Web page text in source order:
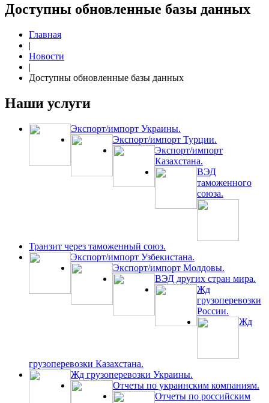
Доступны обновленные базы данных
Главная
|
Новости
|
Доступны обновленные базы данных
Наши услуги
Экспорт/импорт Украины.
Экспорт/импорт Турции.
Экспорт/импорт
Казахстана.
ВЭД
таможенного
союза.
Транзит через таможенный союз.
Экспорт/импорт Узбекистана.
Экспорт/импорт Молдовы.
ВЭД других стран мира.
Жд
грузоперевозки
России.
Жд
грузоперевозки Казахстана.
Жд грузоперевозки Украины.
Отчеты по украинским компаниям.
Отчеты по российским